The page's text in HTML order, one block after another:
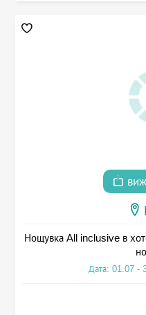
Нощувка All inclusive в
Дата: 01.07 -